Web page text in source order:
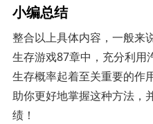
小编总结
整合以上具体内容，一般来
生存游戏87章中，充分利用
生存概率起着至关重要的作
助你更好地掌握这种方法，
绩！